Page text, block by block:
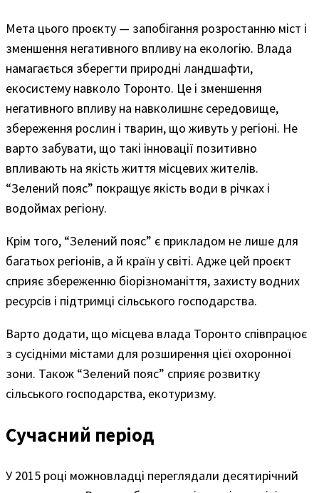
Мета цього проєкту — запобігання розростанню міст і
зменшення негативного впливу на екологію. Влада
намагається зберегти природні ландшафти,
екосистему навколо Торонто. Це і зменшення
негативного впливу на навколишнє середовище,
збереження рослин і тварин, що живуть у регіоні. Не
варто забувати, що такі інновації позитивно
впливають на якість життя місцевих жителів.
“Зелений пояс” покращує якість води в річках і
водоймах регіону.
Крім того, “Зелений пояс” є прикладом не лише для
багатьох регіонів, а й країн у світі. Адже цей проєкт
сприяє збереженню біорізноманіття, захисту водних
ресурсів і підтримці сільського господарства.
Варто додати, що місцева влада Торонто співпрацює
з сусідніми містами для розширення цієї охоронної
зони. Також “Зелений пояс” сприяє розвитку
сільського господарства, екотуризму.
Сучасний період
У 2015 році можновладці переглядали десятирічний